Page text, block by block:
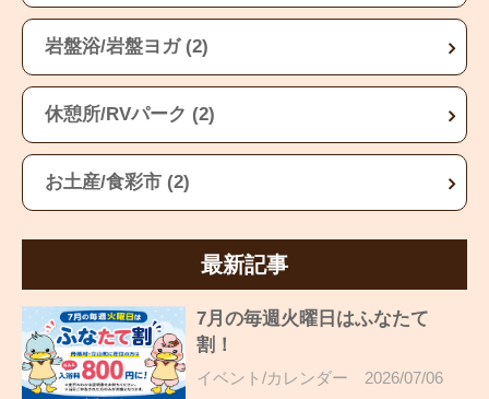
岩盤浴/岩盤ヨガ (2)
休憩所/RVパーク (2)
お土産/食彩市 (2)
最新記事
7月の毎週火曜日はふなたて
割！
イベント/カレンダー 2026/07/06